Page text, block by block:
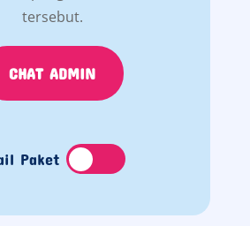
tersebut.
CHAT ADMIN
Paket